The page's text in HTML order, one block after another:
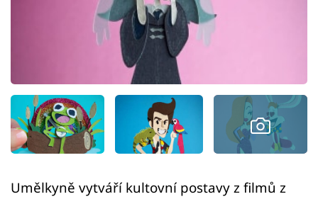
Sledujte prima+
Přihlášení
Sledujte nás
Umělkyně vytváří kultovní postavy z filmů z